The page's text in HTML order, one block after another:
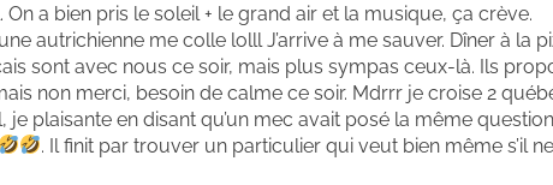
On a bien pris le soleil + le grand air et la musique, ça crève.
autrichienne me colle lolll J’arrive à me sauver. Dîner à la
sont avec nous ce soir, mais plus sympas ceux-là. Ils
non merci, besoin de calme ce soir. Mdrrr je croise 2
plaisante en disant qu’un mec avait posé la même
. Il finit par trouver un particulier qui veut bien même s’il